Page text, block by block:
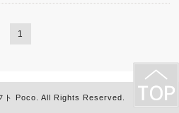
1
ト Poco . All Rights Reserved.